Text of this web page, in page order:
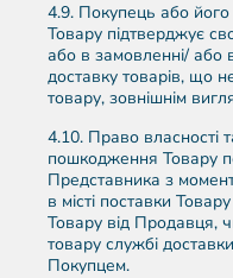
4.9. Покупець або
Товару підтверджує
або в замовленні/ або
доставку товарів, що
товару, зовнішнім
4.10. Право власності
пошкодження Товару
Представника з
в місті поставки
Товару від Продавця,
товару службі
Покупцем.